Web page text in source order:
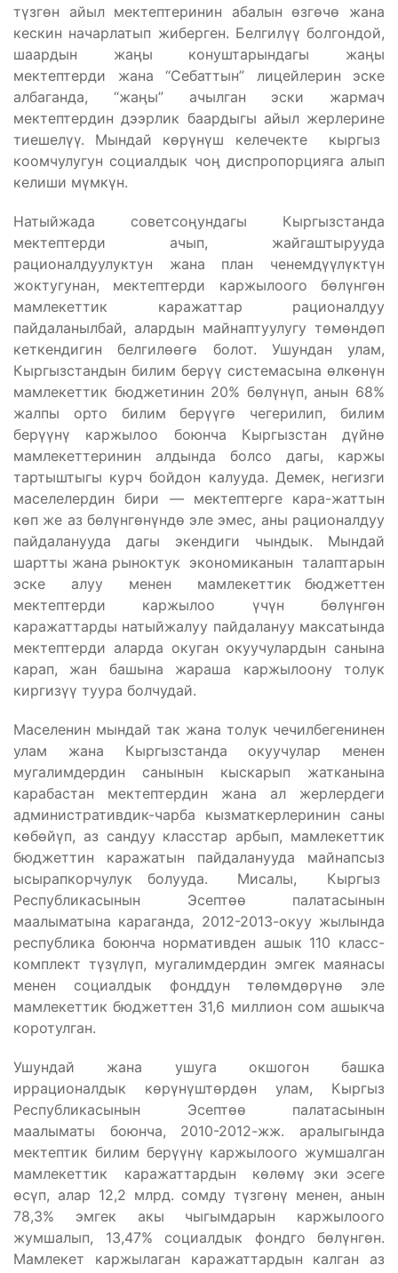
түзгөн айыл мектептеринин абалын өзгөчө жана
кескин начарлатып жиберген. Белгилүү болгондой,
шаардын жаӊы конуштарындагы жаӊы
мектептерди жана “Себаттын” лицейлерин эске
албаганда, “жаӊы” ачылган эски жармач
мектептердин дээрлик баардыгы айыл жерлерине
тиешелүү. Мындай көрүнүш келечекте кыргыз
коомчулугун социалдык чоӊ диспропорцияга алып
келиши мүмкүн.
Натыйжада советсоӊундагы Кыргызстанда
мектептерди ачып, жайгаштырууда
рационалдуулуктун жана план ченемдүүлүктүн
жоктугунан, мектептерди каржылоого бөлүнгөн
мамлекеттик каражаттар рационалдуу
пайдаланылбай, алардын майнаптуулугу төмөндөп
кеткендигин белгилөөгө болот. Ушундан улам,
Кыргызстандын билим берүү системасына өлкөнүн
мамлекеттик бюджетинин 20% бөлүнүп, анын 68%
жалпы орто билим берүүгө чегерилип, билим
берүүнү каржылоо боюнча Кыргызстан дүйнө
мамлекеттеринин алдында болсо дагы, каржы
тартыштыгы курч бойдон калууда. Демек, негизги
маселелердин бири — мектептерге кара-жаттын
көп же аз бөлүнгөнүндө эле эмес, аны рационалдуу
пайдаланууда дагы экендиги чындык. Мындай
шартты жана рыноктук экономиканын талаптарын
эске алуу менен мамлекеттик бюджеттен
мектептерди каржылоо үчүн бөлүнгөн
каражаттарды натыйжалуу пайдалануу максатында
мектептерди аларда окуган окуучулардын санына
карап, жан башына жараша каржылоону толук
киргизүү туура болчудай.
Маселенин мындай так жана толук чечилбегенинен
улам жана Кыргызстанда окуучулар менен
мугалимдердин санынын кыскарып жатканына
карабастан мектептердин жана ал жерлердеги
административдик-чарба кызматкерлеринин саны
көбөйүп, аз сандуу класстар арбып, мамлекеттик
бюджеттин каражатын пайдаланууда майнапсыз
ысырапкорчулук болууда. Мисалы, Кыргыз
Республикасынын Эсептөө палатасынын
маалыматына караганда, 2012-2013-окуу жылында
республика боюнча нормативден ашык 110 класс-
комплект түзүлүп, мугалимдердин эмгек маянасы
менен социалдык фонддун төлөмдөрүнө эле
мамлекеттик бюджеттен 31,6 миллион сом ашыкча
коротулган.
Ушундай жана ушуга окшогон башка
иррационалдык көрүнүштөрдөн улам, Кыргыз
Республикасынын Эсептөө палатасынын
маалыматы боюнча, 2010-2012-жж. аралыгында
мектептик билим берүүнү каржылоого жумшалган
мамлекеттик каражаттардын көлөмү эки эсеге
өсүп, алар 12,2 млрд. сомду түзгөнү менен, анын
78,3% эмгек акы чыгымдарын каржылоого
жумшалып, 13,47% социалдык фондго бөлүнгөн.
Мамлекет каржылаган каражаттардын калган аз